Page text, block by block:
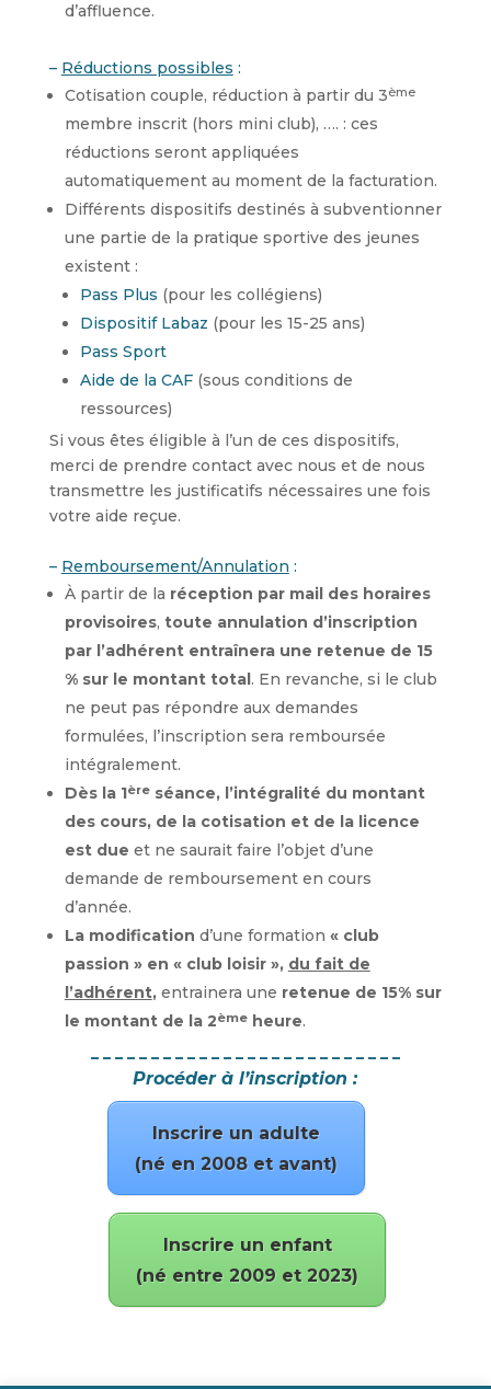
d’affluence.
– Réductions possibles :
Cotisation couple, réduction à partir du 3ème
membre inscrit (hors mini club), …. : ces
réductions seront appliquées
automatiquement au moment de la facturation.
Différents dispositifs destinés à subventionner
une partie de la pratique sportive des jeunes
existent :
Pass Plus (pour les collégiens)
Dispositif Labaz (pour les 15-25 ans)
Pass Sport
Aide de la CAF(sous conditions de
ressources)
Si vous êtes éligible à l’un de ces dispositifs,
merci de prendre contact avec nous et de nous
transmettre les justificatifs nécessaires une fois
votre aide reçue.
– Remboursement/Annulation :
À partir de la réception par mail des horaires
provisoires, toute annulation d’inscription
par l’adhérent entraînera une retenue de 15
% sur le montant total. En revanche, si le club
ne peut pas répondre aux demandes
formulées, l’inscription sera remboursée
intégralement.
Dès la 1èreséance, l’intégralité du montant
des cours, de la cotisation et de la licence
est due et ne saurait faire l’objet d’une
demande de remboursement en cours
d’année.
La modification d’une formation « club
passion » en « club loisir », du fait de
l’adhérent, entrainera une retenue de 15% sur
le montant de la 2èmeheure.
_ _ _ _ _ _ _ _ _ _ _ _ _ _ _ _ _ _ _ _ _ _ _ _ _ _
Procéder à l’inscription :
Inscrire un adulte
(né en 2008 et avant)
Inscrire un enfant
(né entre 2009 et 2023)